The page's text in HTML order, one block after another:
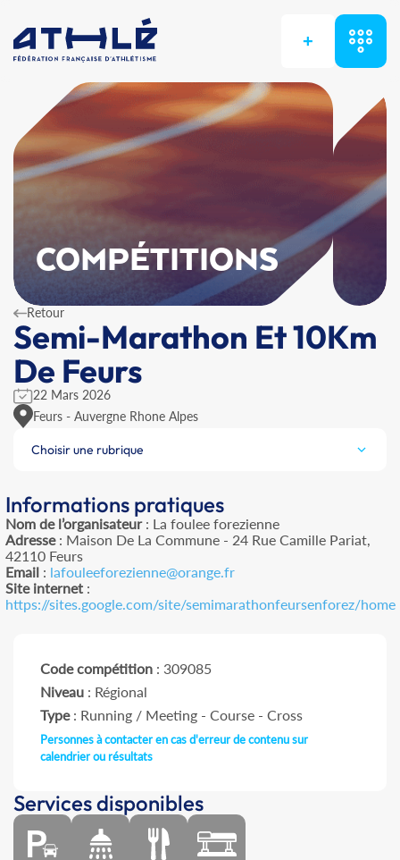
+
COMPÉTITIONS
Retour
Semi-Marathon Et 10Km
De Feurs
22 Mars 2026
Feurs - Auvergne Rhone Alpes
Choisir une rubrique
Informations pratiques
Nom de l’organisateur: La foulee forezienne
Adresse: Maison De La Commune - 24 Rue Camille Pariat,
42110 Feurs
Email: lafouleeforezienne@orange.fr
Site internet:
https://sites.google.com/site/semimarathonfeursenforez/home
Code compétition : 309085
Niveau : Régional
Type: Running / Meeting - Course - Cross
Personnes à contacter en cas d'erreur de contenu sur
calendrier ou résultats
Services disponibles